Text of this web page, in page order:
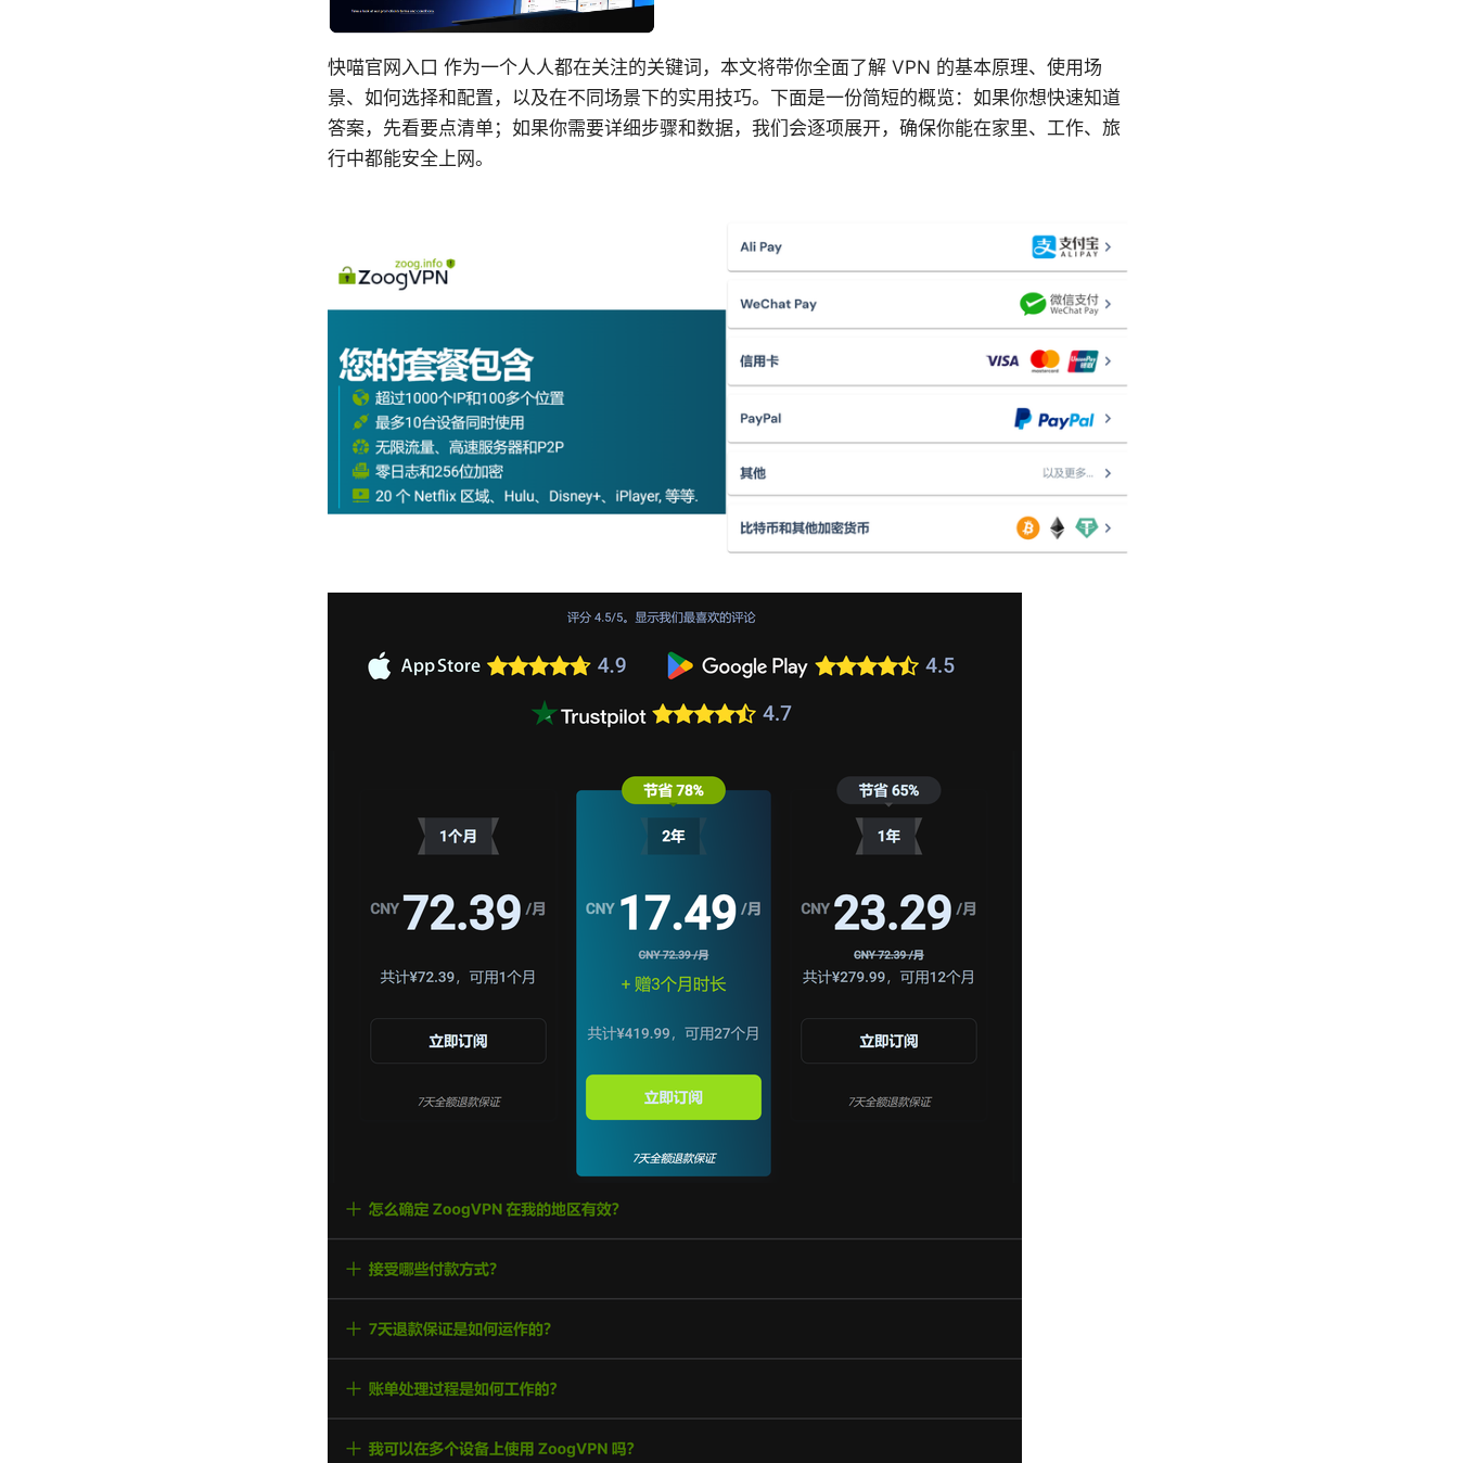
快喵官网入口 作为一个人人都在关注的关键词，本文将带你全面了解 VPN 的基本原理、使用场
景、如何选择和配置，以及在不同场景下的实用技巧。下面是一份简短的概览：如果你想快速知道
答案，先看要点清单；如果你需要详细步骤和数据，我们会逐项展开，确保你能在家里、工作、旅
行中都能安全上网。